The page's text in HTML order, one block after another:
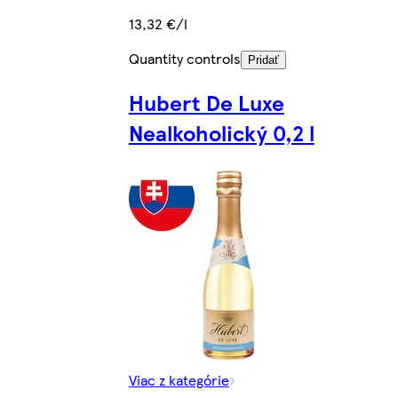
13,32 €/l
Quantity controls
Pridať
Hubert De Luxe
Nealkoholický 0,2 l
Viac z kategórie